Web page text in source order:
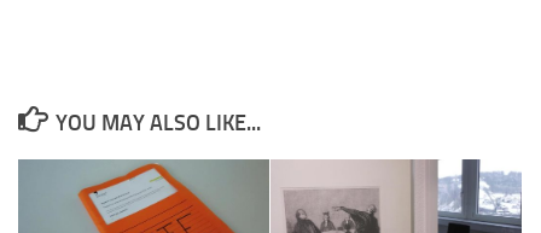
YOU MAY ALSO LIKE...